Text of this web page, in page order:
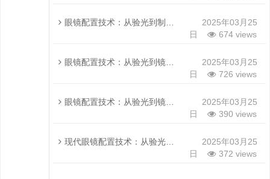
眼镜配置技术：从验光到制作的全面解析
2025年03月25
日
674 views
眼镜配置技术：从验光到镜片选择的专业解析
2025年03月25
日
726 views
眼镜配置技术：从验光到镜片制作的精密流程
2025年03月25
日
390 views
现代眼镜配置技术：从验光到镜片定制的专业解析
2025年03月25
日
372 views